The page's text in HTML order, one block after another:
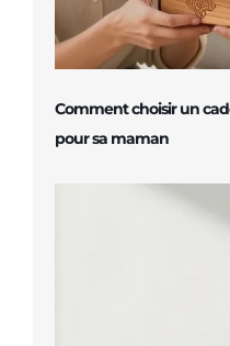
Comment choisir un
pour sa maman